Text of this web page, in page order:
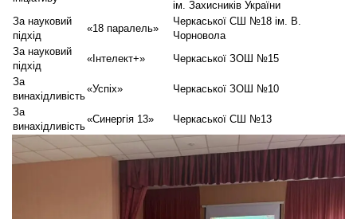
ім. Захисників України
За науковий
підхід
«18 паралель»
Черкаської СШ №18 ім. В.
Чорновола
За науковий
підхід
«Інтелект+»
Черкаської ЗОШ №15
За
винахідливість
«Успіх»
Черкаської ЗОШ №10
За
винахідливість
«Синергія 13» Черкаської СШ №13